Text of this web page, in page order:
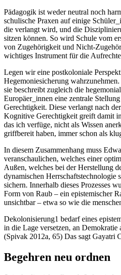
Pädagogik ist weder neutral noch
schulische Praxen auf einige
die verlangt wird, und die
sitzen können. So wird Schule vom
von Zugehörigkeit und Nicht-
wichtiges Instrument für die
Legen wir eine postkoloniale
Hegemoniesicherung
sie beschreibt zugleich die
Europäer_innen eine zentrale
Gerechtigkeit. Diese verlangt nach
Kognitive Gerechtigkeit greift damit
das ich verfüge, nicht als Wissen
griffbereit haben, immer schon als
In diesem Zusammenhang muss
veranschaulichen, welches einer
Außen, welches bei der Herstellung
dynamischen
sichern. Innerhalb dieses Prozesses
Form von Raub – ein epistemischer
unsichtbar – etwa so wie die
Dekolonisierung1 bedarf eines
in die Lage versetzen, an
(Spivak 2012a, 65) Das sagt Gayatri
Begehren neu ordnen